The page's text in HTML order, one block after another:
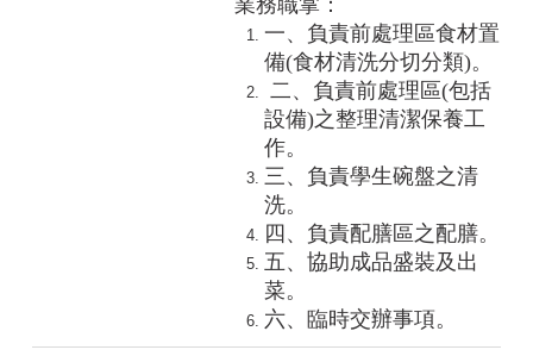
業務職掌：
一、負責前處理區食材置
備(食材清洗分切分類)。
二、負責前處理區(包括
設備)之整理清潔保養工
作。
三、負責學生碗盤之清
洗。
四、負責配膳區之配膳。
五、協助成品盛裝及出
菜。
六、臨時交辦事項。